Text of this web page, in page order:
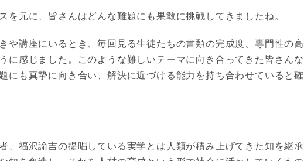
を元に、皆さんはどんな難題にも果敢に挑戦してきましたね。
や講座にいるとき、毎回見る生徒たちの書類の完成度、専門性の高
に感じました。このような難しいテーマに向き合ってきた皆さんな
にも真摯に向き合い、解決に近づける能力を持ち合わせていると確
、福沢諭吉の提唱している実学とは人類が積み上げてきた知を継承